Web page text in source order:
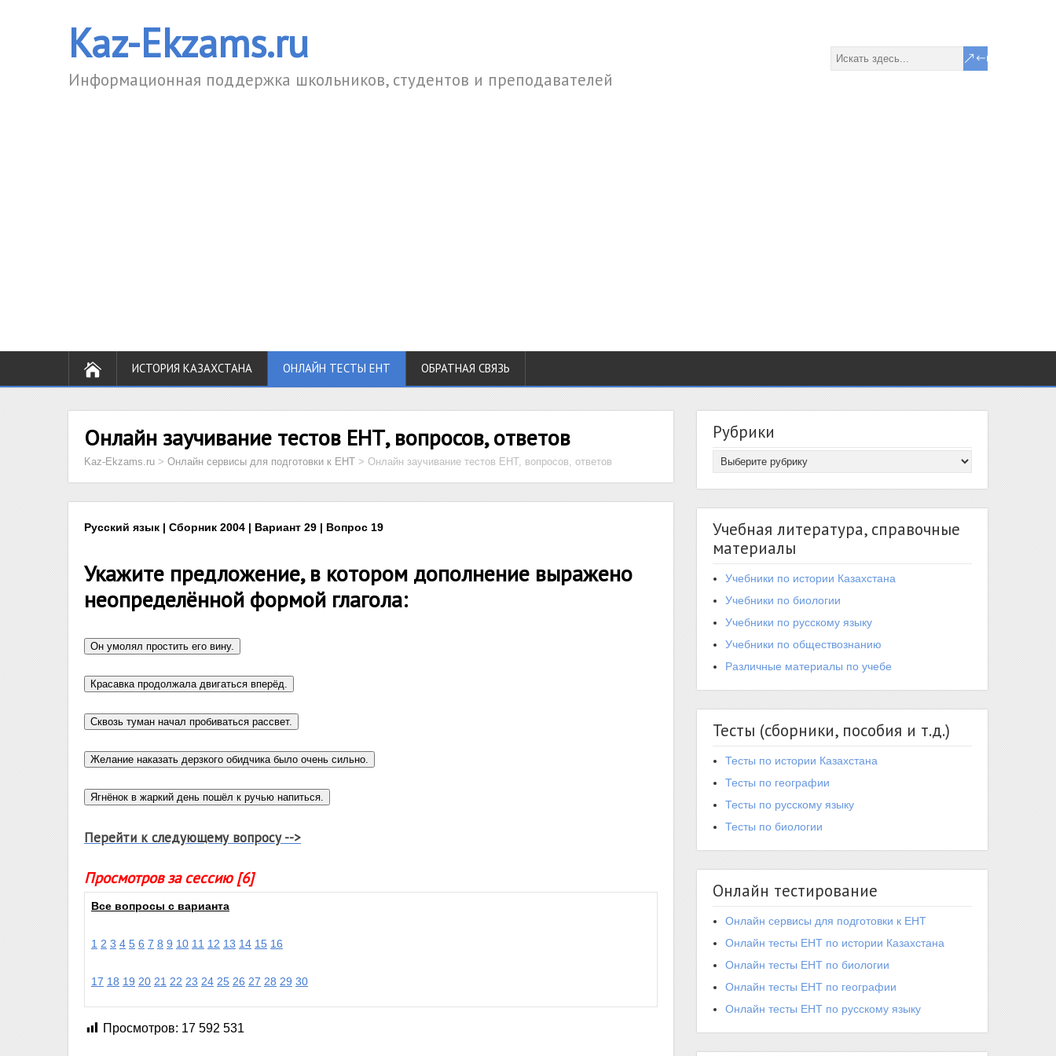
Kaz-Ekzams.ru
Информационная поддержка школьников, студентов и преподавателей
ИСТОРИЯ КАЗАХСТАНА ОНЛАЙН ТЕСТЫ ЕНТ ОБРАТНАЯ СВЯЗЬ
Онлайн заучивание тестов ЕНТ, вопросов, ответов
Kaz-Ekzams.ru > Онлайн сервисы для подготовки к ЕНТ > Онлайн заучивание тестов ЕНТ, вопросов, ответов
Русский язык | Сборник 2004 | Вариант 29 | Вопрос 19
Укажите предложение, в котором дополнение выражено
неопределённой формой глагола:
Перейти к следующему вопросу -->
Просмотров за сессию [6]
Все вопросы с варианта
1 2 3 4 5 6 7 8 9 10 11 12 13 14 15 16
17 18 19 20 21 22 23 24 25 26 27 28 29 30
Просмотров: 17 592 531
Рубрики
Учебная литература, справочные
материалы
Учебники по истории Казахстана
Учебники по биологии
Учебники по русскому языку
Учебники по обществознанию
Различные материалы по учебе
Тесты (сборники, пособия и т.д.)
Тесты по истории Казахстана
Тесты по географии
Тесты по русскому языку
Тесты по биологии
Онлайн тестирование
Онлайн сервисы для подготовки к ЕНТ
Онлайн тесты ЕНТ по истории Казахстана
Онлайн тесты ЕНТ по биологии
Онлайн тесты ЕНТ по географии
Онлайн тесты ЕНТ по русскому языку